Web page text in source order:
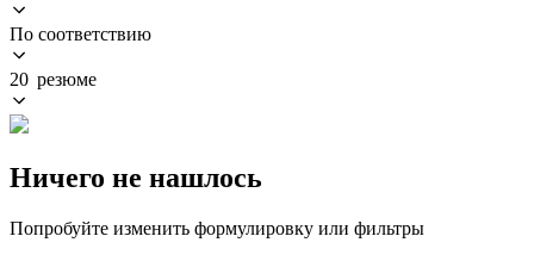
По соответствию
20 резюме
Ничего не нашлось
Попробуйте изменить формулировку или фильтры